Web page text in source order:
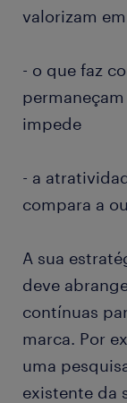
valorizam
- o que faz
impede
- a
compara a
A sua
deve
contínuas
marca. Por
uma
existente da